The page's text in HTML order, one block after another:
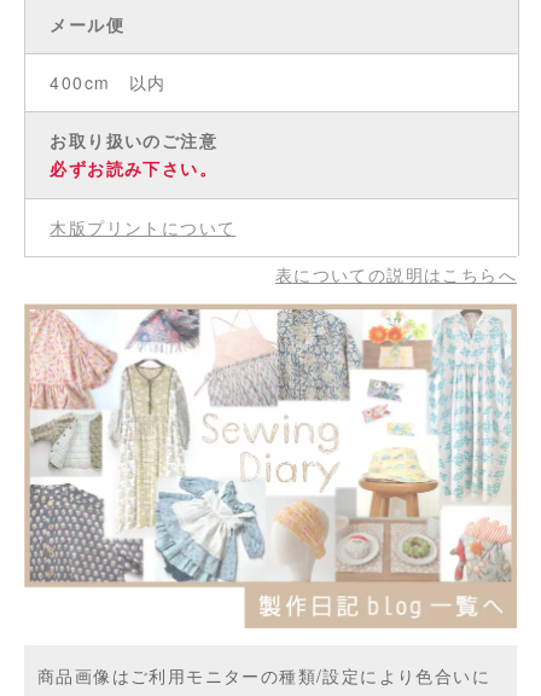
メール便
400cm 以内
お取り扱いのご注意
必ずお読み下さい。
木版プリントについて
表についての説明はこちらへ
商品画像はご利用モニターの種類/設定により色合いに